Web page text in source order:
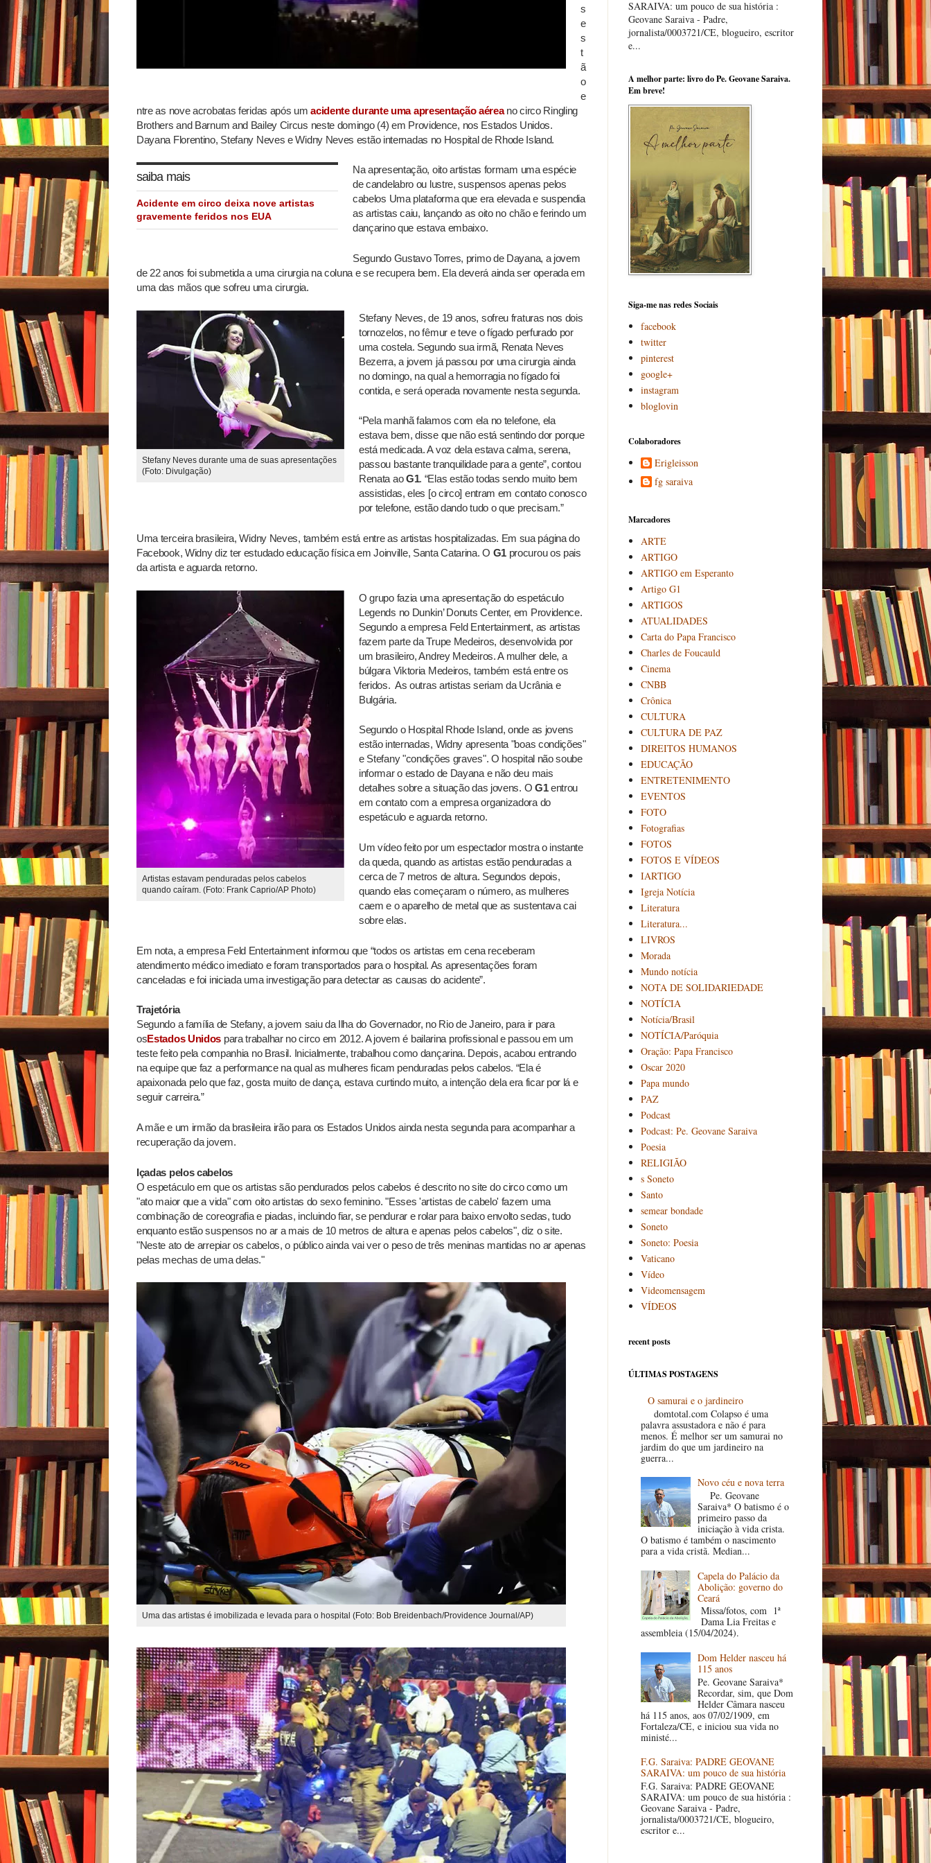
s
e
s
t
ã
o
e
ntre as nove acrobatas feridas após umacidente durante uma apresentação aéreano circo Ringling
Brothers and Barnum and Bailey Circus neste domingo (4) em Providence, nos Estados Unidos.
Dayana Florentino, Stefany Neves e Widny Neves estão internadas no Hospital de Rhode Island.
saiba mais
Acidente em circo deixa nove artistas
gravemente feridos nos EUA
Na apresentação, oito artistas formam uma espécie
de candelabro ou lustre, suspensos apenas pelos
cabelos Uma plataforma que era elevada e suspendia
as artistas caiu, lançando as oito no chão e ferindo um
dançarino que estava embaixo.
Segundo Gustavo Torres, primo de Dayana, a jovem
de 22 anos foi submetida a uma cirurgia na coluna e se recupera bem. Ela deverá ainda ser operada em
uma das mãos que sofreu uma cirurgia.
Stefany Neves durante uma de suas apresentações
(Foto: Divulgação)
Stefany Neves, de 19 anos, sofreu fraturas nos dois
tornozelos, no fêmur e teve o fígado perfurado por
uma costela. Segundo sua irmã, Renata Neves
Bezerra, a jovem já passou por uma cirurgia ainda
no domingo, na qual a hemorragia no fígado foi
contida, e será operada novamente nesta segunda.
“Pela manhã falamos com ela no telefone, ela
estava bem, disse que não está sentindo dor porque
está medicada. A voz dela estava calma, serena,
passou bastante tranquilidade para a gente”, contou
Renata aoG1. “Elas estão todas sendo muito bem
assistidas, eles [o circo] entram em contato conosco
por telefone, estão dando tudo o que precisam.”
Uma terceira brasileira, Widny Neves, também está entre as artistas hospitalizadas. Em sua página do
Facebook, Widny diz ter estudado educação física em Joinville, Santa Catarina. O G1procurou os pais
da artista e aguarda retorno.
Artistas estavam penduradas pelos cabelos
quando caíram. (Foto: Frank Caprio/AP Photo)
O grupo fazia uma apresentação do espetáculo
Legends no Dunkin’ Donuts Center, em Providence.
Segundo a empresa Feld Entertainment, as artistas
fazem parte da Trupe Medeiros, desenvolvida por
um brasileiro, Andrey Medeiros. A mulher dele, a
búlgara Viktoria Medeiros, também está entre os
feridos. As outras artistas seriam da Ucrânia e
Bulgária.
Segundo o Hospital Rhode Island, onde as jovens
estão internadas, Widny apresenta "boas condições"
e Stefany "condições graves". O hospital não soube
informar o estado de Dayana e não deu mais
detalhes sobre a situação das jovens. O G1entrou
em contato com a empresa organizadora do
espetáculo e aguarda retorno.
Um vídeo feito por um espectador mostra o instante
da queda, quando as artistas estão penduradas a
cerca de 7 metros de altura. Segundos depois,
quando elas começaram o número, as mulheres
caem e o aparelho de metal que as sustentava cai
sobre elas.
Em nota, a empresa Feld Entertainment informou que “todos os artistas em cena receberam
atendimento médico imediato e foram transportados para o hospital. As apresentações foram
canceladas e foi iniciada uma investigação para detectar as causas do acidente”.
Trajetória
Segundo a família de Stefany, a jovem saiu da Ilha do Governador, no Rio de Janeiro, para ir para
osEstados Unidos para trabalhar no circo em 2012. A jovem é bailarina profissional e passou em um
teste feito pela companhia no Brasil. Inicialmente, trabalhou como dançarina. Depois, acabou entrando
na equipe que faz a performance na qual as mulheres ficam penduradas pelos cabelos. “Ela é
apaixonada pelo que faz, gosta muito de dança, estava curtindo muito, a intenção dela era ficar por lá e
seguir carreira.”
A mãe e um irmão da brasileira irão para os Estados Unidos ainda nesta segunda para acompanhar a
recuperação da jovem.
Içadas pelos cabelos
O espetáculo em que os artistas são pendurados pelos cabelos é descrito no site do circo como um
"ato maior que a vida" com oito artistas do sexo feminino. "Esses 'artistas de cabelo' fazem uma
combinação de coreografia e piadas, incluindo fiar, se pendurar e rolar para baixo envolto sedas, tudo
enquanto estão suspensos no ar a mais de 10 metros de altura e apenas pelos cabelos", diz o site.
"Neste ato de arrepiar os cabelos, o público ainda vai ver o peso de três meninas mantidas no ar apenas
pelas mechas de uma delas."
Uma das artistas é imobilizada e levada para o hospital (Foto: Bob Breidenbach/Providence Journal/AP)
SARAIVA: um pouco de sua história :
Geovane Saraiva - Padre,
jornalista/0003721/CE, blogueiro, escritor
e...
A melhor parte: livro do Pe. Geovane Saraiva.
Em breve!
Siga-me nas redes Sociais
facebook
twitter
pinterest
google+
instagram
bloglovin
Colaboradores
Erigleisson
fg saraiva
Marcadores
ARTE
ARTIGO
ARTIGO em Esperanto
Artigo G1
ARTIGOS
ATUALIDADES
Carta do Papa Francisco
Charles de Foucauld
Cinema
CNBB
Crônica
CULTURA
CULTURA DE PAZ
DIREITOS HUMANOS
EDUCAÇÃO
ENTRETENIMENTO
EVENTOS
FOTO
Fotografias
FOTOS
FOTOS E VÍDEOS
IARTIGO
Igreja Notícia
Literatura
Literatura...
LIVROS
Morada
Mundo notícia
NOTA DE SOLIDARIEDADE
NOTÍCIA
Notícia/Brasil
NOTÍCIA/Paróquia
Oração: Papa Francisco
Oscar 2020
Papa mundo
PAZ
Podcast
Podcast: Pe. Geovane Saraiva
Poesia
RELIGIÃO
s Soneto
Santo
semear bondade
Soneto
Soneto: Poesia
Vaticano
Vídeo
Videomensagem
VÍDEOS
recent posts
ÚLTIMAS POSTAGENS
O samurai e o jardineiro
domtotal.com Colapso é uma
palavra assustadora e não é para
menos. É melhor ser um samurai no
jardim do que um jardineiro na
guerra...
Novo céu e nova terra
Pe. Geovane
Saraiva* O batismo é o
primeiro passo da
iniciação à vida crista.
O batismo é também o nascimento
para a vida cristã. Median...
Capela do Palácio da
Abolição: governo do
Ceará
Missa/fotos, com 1ª
Dama Lia Freitas e
assembleia (15/04/2024).
Dom Helder nasceu há
115 anos
Pe. Geovane Saraiva*
Recordar, sim, que Dom
Helder Câmara nasceu
há 115 anos, aos 07/02/1909, em
Fortaleza/CE, e iniciou sua vida no
ministé...
F.G. Saraiva: PADRE GEOVANE
SARAIVA: um pouco de sua história
F.G. Saraiva: PADRE GEOVANE
SARAIVA: um pouco de sua história :
Geovane Saraiva - Padre,
jornalista/0003721/CE, blogueiro,
escritor e...